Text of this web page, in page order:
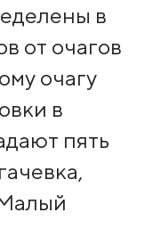
в
от очагов
очагу
в
пять